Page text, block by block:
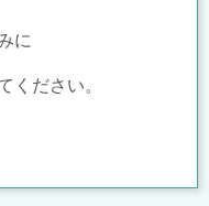
に
ください。